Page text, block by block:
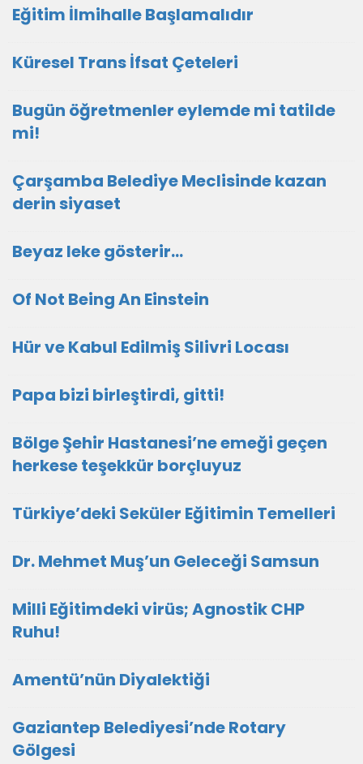
Eğitim İlmihalle Başlamalıdır
Küresel Trans İfsat Çeteleri
Bugün öğretmenler eylemde mi tatilde
mi!
Çarşamba Belediye Meclisinde kazan
derin siyaset
Beyaz leke gösterir…
Of Not Being An Einstein
Hür ve Kabul Edilmiş Silivri Locası
Papa bizi birleştirdi, gitti!
Bölge Şehir Hastanesi’ne emeği geçen
herkese teşekkür borçluyuz
Türkiye’deki Seküler Eğitimin Temelleri
Dr. Mehmet Muş’un Geleceği Samsun
Milli Eğitimdeki virüs; Agnostik CHP
Ruhu!
Amentü’nün Diyalektiği
Gaziantep Belediyesi’nde Rotary
Gölgesi